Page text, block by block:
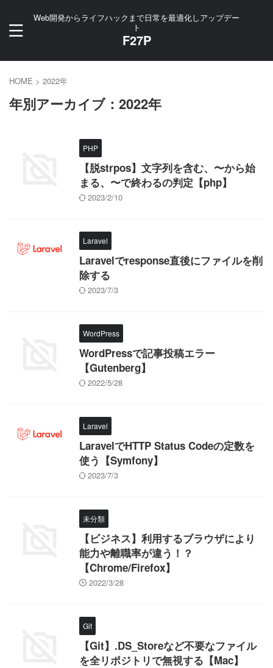
Web開発からライフハックまで日常を最適化しアップデー
ト
F27P
HOME > 2022年
年別アーカイブ：2022年
PHP
【脱strpos】文字列を含む、〜から始
まる、〜で終わるの判定【php】
2023/2/10
Laravel
Laravelでresponse直後にファイルを削
除する
2023/7/3
WordPress
WordPressで記事投稿エラー
【Gutenberg】
2022/5/28
Laravel
LaravelでHTTP Status Codeの定数を
使う【Symfony】
2023/7/3
未分類
【ビジネス】利用するブラウザにより
能力や離職率が違う！？
【Chrome/Firefox】
2022/3/28
Git
【Git】.DS_Storeなど不要なファイル
を全リポジトリで無視する【Mac】